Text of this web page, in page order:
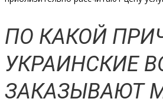
ПО КАКОЙ
УКРАИНСКИЕ
ЗАКАЗЫВАЮТ